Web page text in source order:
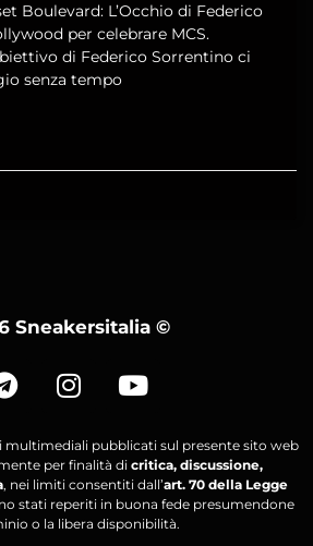
Boulevard: L’Occhio di Federico
per celebrare MCS.
di Federico Sorrentino ci
senza tempo
Sneakersitalia ©
multimediali pubblicati sul presente sito web
per finalità di critica, discussione,
, nei limiti consentiti dall’art. 70 della Legge
stati reperiti in buona fede presumendone
o la libera disponibilità.